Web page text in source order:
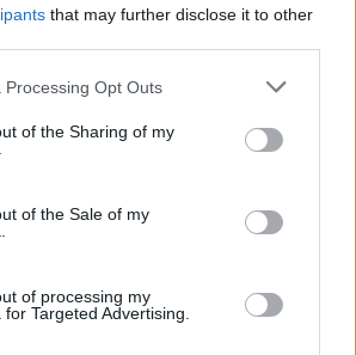
that may further disclose it to other
Processing Opt Outs
of the Sharing of my
of the Sale of my
of processing my
Targeted Advertising.
personi në publik, çfarë ndodhi
me reperin?